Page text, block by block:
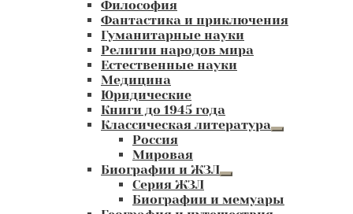
Философия
Фантастика и приключения
Гуманитарные науки
Религии народов мира
Естественные науки
Медицина
Юридические
Книги до 1945 года
Классическая литература
Развернутое
Россия
Мировая
Биографии и ЖЗЛ
Развернутое
меню
Серия ЖЗЛ
Биографии и мемуары